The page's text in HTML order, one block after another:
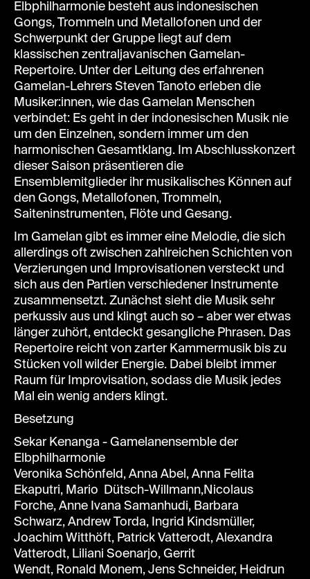
Elbphilharmonie besteht aus indonesischen
Gongs, Trommeln und Metallofonen und der
Schwerpunkt der Gruppe liegt auf dem
klassischen zentraljavanischen Gamelan-
Repertoire. Unter der Leitung des erfahrenen
Gamelan-Lehrers Steven Tanoto erleben die
Musiker:innen, wie das Gamelan Menschen
verbindet: Es geht in der indonesischen Musik nie
um den Einzelnen, sondern immer um den
harmonischen Gesamtklang. Im Abschlusskonzert
dieser Saison präsentieren die
Ensemblemitglieder ihr musikalisches Können auf
den Gongs, Metallofonen, Trommeln,
Saiteninstrumenten, Flöte und Gesang.
Im Gamelan gibt es immer eine Melodie, die sich
allerdings oft zwischen zahlreichen Schichten von
Verzierungen und Improvisationen versteckt und
sich aus den Partien verschiedener Instrumente
zusammensetzt. Zunächst sieht die Musik sehr
perkussiv aus und klingt auch so – aber wer etwas
länger zuhört, entdeckt gesangliche Phrasen. Das
Repertoire reicht von zarter Kammermusik bis zu
Stücken voll wilder Energie. Dabei bleibt immer
Raum für Improvisation, sodass die Musik jedes
Mal ein wenig anders klingt.
Besetzung
Sekar Kenanga - Gamelanensemble der
Elbphilharmonie
Veronika Schönfeld, Anna Abel, Anna Felita
Ekaputri, Mario Dütsch-Willmann,Nicolaus
Forche, Anne Ivana Samanhudi, Barbara
Schwarz, Andrew Torda, Ingrid Kindsmüller,
Joachim Witthöft, Patrick Vatterodt, Alexandra
Vatterodt, Liliani Soenarjo, Gerrit
Wendt, Ronald Monem, Jens Schneider, Heidrun